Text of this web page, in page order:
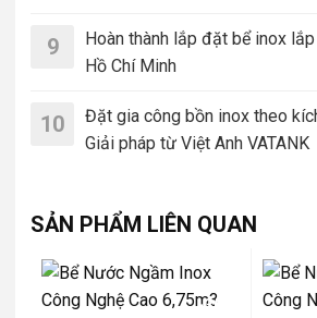
9
Hoàn thành lắp đặt bể inox
Hồ Chí Minh
10
Đặt gia công bồn inox theo
Giải pháp từ Việt Anh VATANK
SẢN PHẨM LIÊN QUAN
-30%